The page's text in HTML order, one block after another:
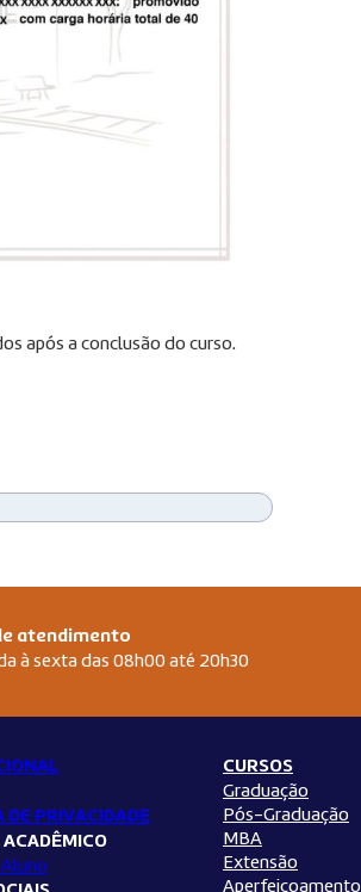
após a conclusão do curso.
atendimento
à sexta das 08h00 até 20h30
DE PRIVACIDADE
CURSOS
Graduação
Pós-Graduação
MBA
Extensão
Aperfeiçoamento